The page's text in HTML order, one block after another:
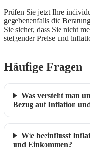
Prüfen Sie jetzt Ihre
gegebenenfalls die
Sie sicher, dass Sie nicht
steigender Preise und
Häufige Fragen
Was versteht man
Bezug auf Inflation
Wie beeinflusst
und Einkommen?